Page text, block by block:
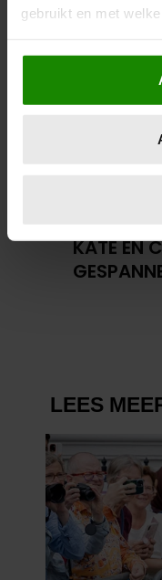
gebruikt en met
Als u het toestaat,
Informatie
locatie, die tot
scannen op
verwerkt en stel uw
intrekken in de
We gebruiken
informatie die u aan
verzameld op basis
gaat akkoord met
gebruiken.
KATE EN